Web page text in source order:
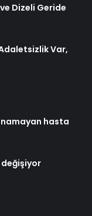
Dizeli Geride
Var,
hasta